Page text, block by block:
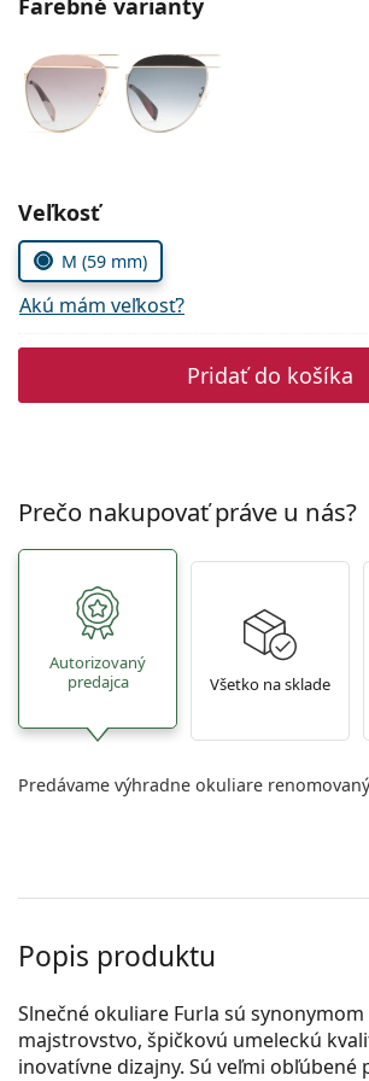
Persol
Prada
Všetky značky
Zvoľte parametre
Veľkosť
M (59 mm)
Akú mám veľkosť?
Pridať do košíka
Prečo nakupovať práve u nás?
Autorizovaný
predajca
Všetko na sklade
Predávame výhradne okuliare
Popis produktu
Slnečné okuliare Furla sú
majstrovstvo, špičkovú umeleckú
inovatívne dizajny. Sú veľmi obľúbené